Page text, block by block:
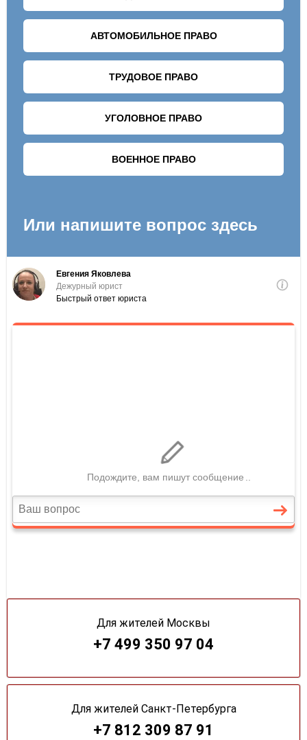
Для жителей Москвы
+7 499 350 97 04
Для жителей Санкт-Петербурга
+7 812 309 87 91